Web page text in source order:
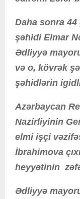
Daha sonra
şəhidi Elmar
Ədliyyə
və o, kövrək
şəhidlərin
Azərbaycan
Nazirliyinin
elmi işçi
İbrahimova
heyyətinin
Ədliyyə